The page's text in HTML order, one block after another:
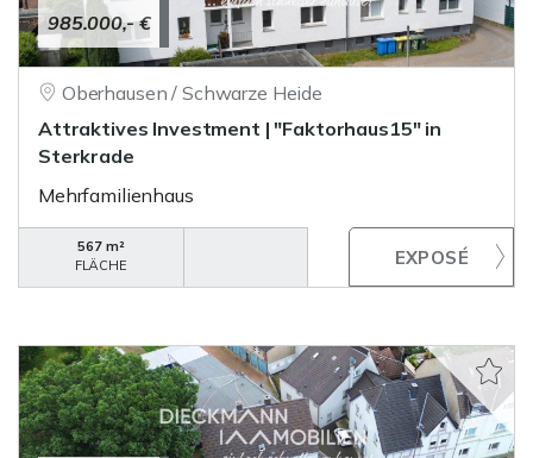
985.000,- €
Oberhausen / Schwarze Heide
Attraktives Investment | "Faktorhaus15" in
Sterkrade
Mehrfamilienhaus
567 m²
FLÄCHE